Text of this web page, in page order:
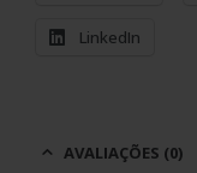
LinkedIn
AVALIAÇÕES (0)